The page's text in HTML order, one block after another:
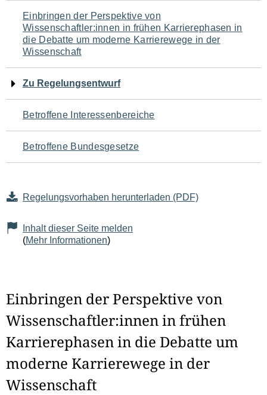
Navigation
für
den
Seiteninhalt
Einbringen der Perspektive von
Wissenschaftler:innen in frühen Karrierephasen in
die Debatte um moderne Karrierewege in der
Wissenschaft
Zu Regelungsentwurf
Betroffene Interessenbereiche
Betroffene Bundesgesetze
Regelungsvorhaben herunterladen (PDF)
Inhalt dieser Seite melden
(Mehr Informationen)
Einbringen der Perspektive von
Wissenschaftler:innen in frühen
Karrierephasen in die Debatte um
moderne Karrierewege in der
Wissenschaft